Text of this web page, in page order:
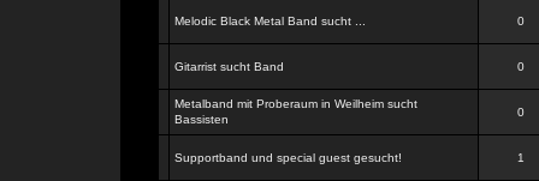
Melodic Black Metal Band sucht ... 0
Gitarrist sucht Band 0
Metalband mit Proberaum in Weilheim sucht
Bassisten
0
Supportband und special guest gesucht! 1